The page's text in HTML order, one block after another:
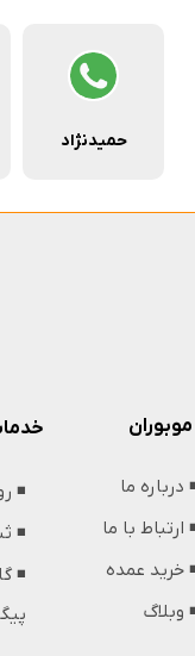
حمیدنژاد
موبوران
درباره ما
ارتباط با ما
خرید عمده
وبلاگ
◾️
◾️
◾️